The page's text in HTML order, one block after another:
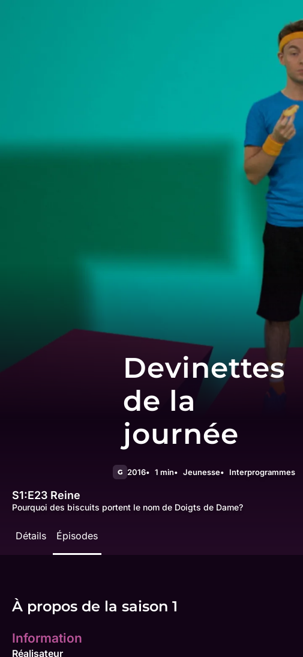
Devinettes
de la
journée
G 2016 1 min Jeunesse Interprogrammes
S1:E23 Reine
Pourquoi des biscuits portent le nom de Doigts de Dame?
Détails Épisodes
À propos de la saison 1
Information
Réalisateur